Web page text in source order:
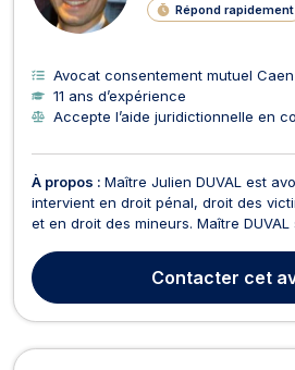
Répond rapidement
Avocat consentement mutuel Caen
11 ans d’expérience
Accepte l’aide juridictionnelle en
À propos : Maître Julien DUVAL est
intervient en droit pénal, droit des
et en droit des mineurs. Maître
auteur, prévenu ou victime et ce,
juridictions pénales pour des faits de
Contacter cet